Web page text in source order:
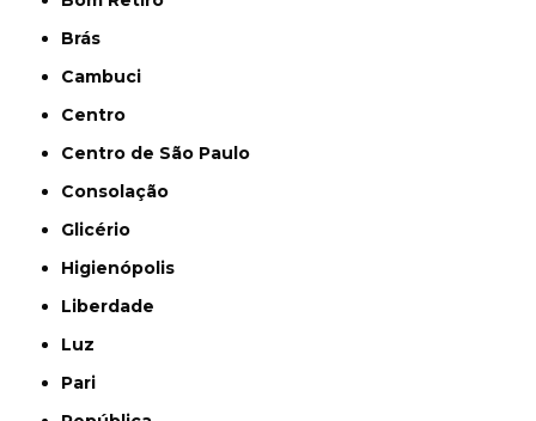
Brás
Cambuci
Centro
Centro de São Paulo
Consolação
Glicério
Higienópolis
Liberdade
Luz
Pari